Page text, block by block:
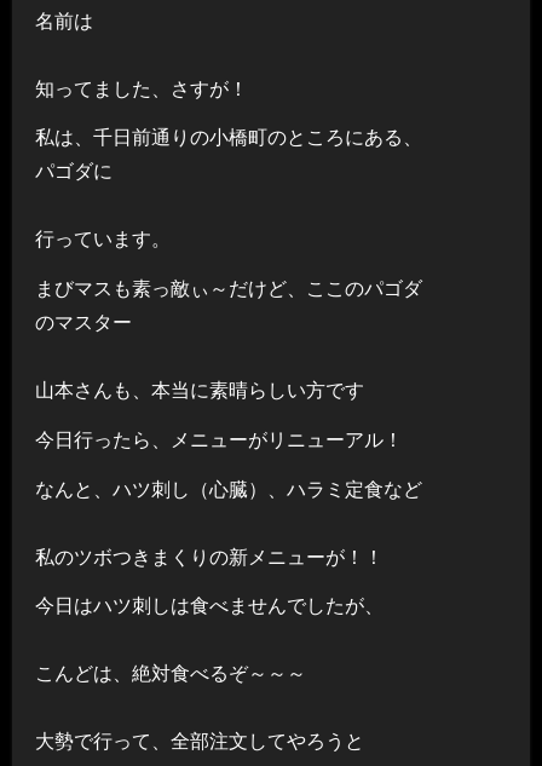
名前は
知ってました、さすが！
私は、千日前通りの小橋町のところにある、
パゴダに
行っています。
まびマスも素っ敵ぃ～だけど、ここのパゴダ
のマスター
山本さんも、本当に素晴らしい方です
今日行ったら、メニューがリニューアル！
なんと、ハツ刺し（心臓）、ハラミ定食など
私のツボつきまくりの新メニューが！！
今日はハツ刺しは食べませんでしたが、
こんどは、絶対食べるぞ～～～
大勢で行って、全部注文してやろうと